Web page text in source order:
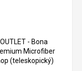
OUTLET - Bona
Microfiber
(teleskopický)